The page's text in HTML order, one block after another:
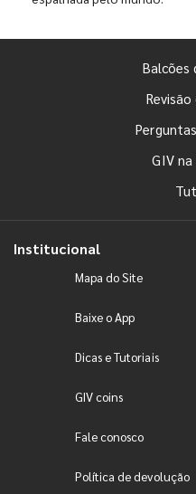
Balcões
GIV
Institucional
Mapa do Site
Baixe o App
Dicas e Tutoriais
GIV coins
Fale conosco
Política de devolução